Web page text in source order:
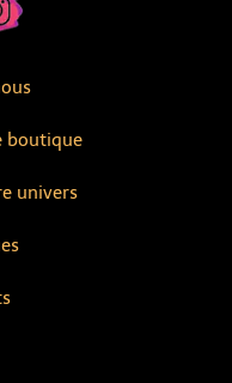
boutique
univers